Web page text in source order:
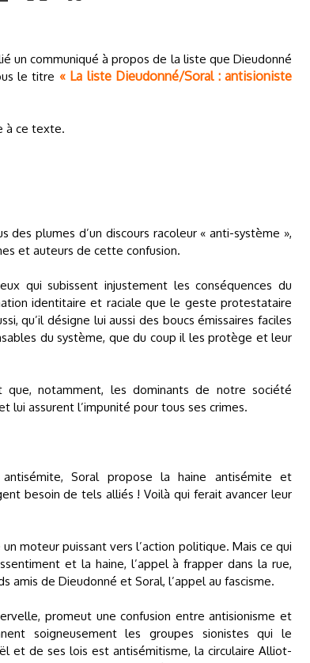
un communiqué à propos de la liste que Dieudonné
le titre « La liste Dieudonné/Soral : antisioniste
à ce texte.
des plumes d’un discours racoleur « anti-système »,
et auteurs de cette confusion.
qui subissent injustement les conséquences du
identitaire et raciale que le geste protestataire
qu’il désigne lui aussi des boucs émissaires faciles
du système, que du coup il les protège et leur
que, notamment, les dominants de notre société
lui assurent l’impunité pour tous ses crimes.
Soral propose la haine antisémite et
besoin de tels alliés ! Voilà qui ferait avancer leur
moteur puissant vers l’action politique. Mais ce qui
et la haine, l’appel à frapper dans la rue,
de Dieudonné et Soral, l’appel au fascisme.
promeut une confusion entre antisionisme et
soigneusement les groupes sionistes qui le
et de ses lois est antisémitisme, la circulaire Alliot-